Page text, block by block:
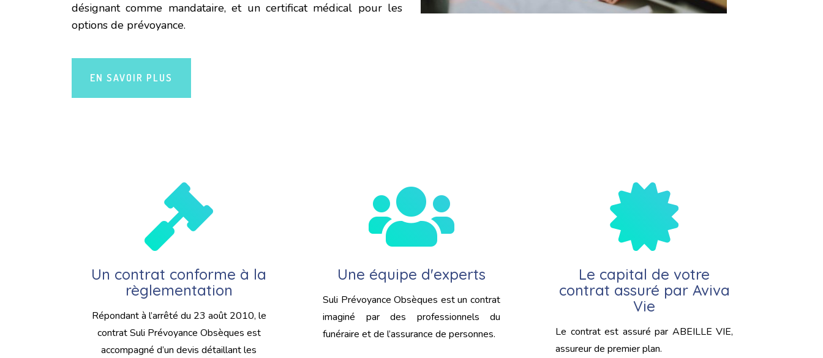
désignant comme mandataire, et un certificat médical pour les
options de prévoyance.
EN SAVOIR PLUS
Un contrat conforme à la
règlementation
Répondant à l’arrêté du 23 août 2010, le
contrat Suli Prévoyance Obsèques est
accompagné d’un devis détaillant les
Une équipe d'experts
Suli Prévoyance Obsèques est un contrat
imaginé par des professionnels du
funéraire et de l’assurance de personnes.
Le capital de votre
contrat assuré par Aviva
Vie
Le contrat est assuré par ABEILLE VIE,
assureur de premier plan.